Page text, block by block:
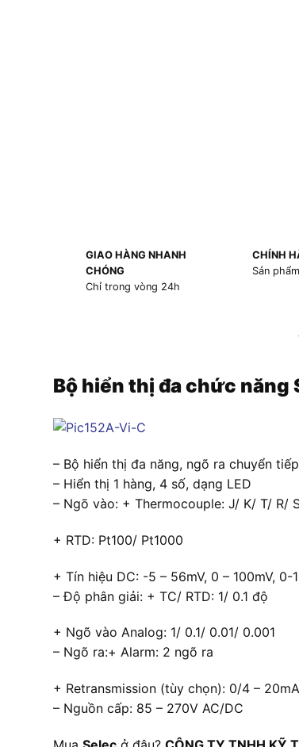
GIAO HÀNG NHANH
CHÓNG
Chỉ trong vòng 24h
CHÍNH
Sản
Bộ hiển thị đa chức
– Bộ hiển thị đa năng, ngõ ra chuyển tiếp
– Hiển thị 1 hàng, 4 số, dạng LED
– Ngõ vào: + Thermocouple: J/ K/ T/ R/
+ RTD: Pt100/ Pt1000
+ Tín hiệu DC: -5 – 56mV, 0 – 100mV, 0-
– Độ phân giải: + TC/ RTD: 1/ 0.1 độ
+ Ngõ vào Analog: 1/ 0.1/ 0.01/ 0.001
– Ngõ ra:+ Alarm: 2 ngõ ra
+ Retransmission (tùy chọn): 0/4 –
– Nguồn cấp: 85 – 270V AC/DC